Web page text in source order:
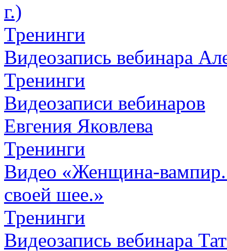
г.)
Тренинги
Видеозапись вебинара
Тренинги
Видеозаписи вебинаров
Евгения Яковлева
Тренинги
Видео «Женщина-вампир.
своей шее.»
Тренинги
Видеозапись вебинара